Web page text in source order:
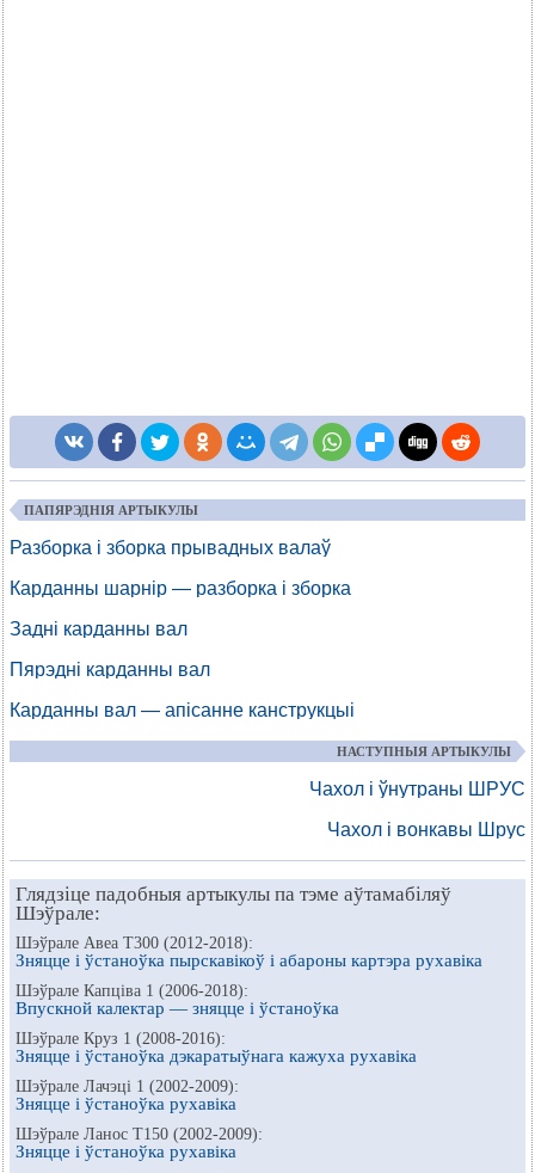
ПАПЯРЭДНІЯ АРТЫКУЛЫ
Разборка і зборка прывадных валаў
Карданны шарнір — разборка і зборка
Задні карданны вал
Пярэдні карданны вал
Карданны вал — апісанне канструкцыі
НАСТУПНЫЯ АРТЫКУЛЫ
Чахол і ўнутраны ШРУС
Чахол і вонкавы Шрус
Глядзіце падобныя артыкулы па тэме аўтамабіляў
Шэўрале:
Шэўрале Авеа Т300 (2012-2018):
Зняцце і ўстаноўка пырскавікоў і абароны картэра рухавіка
Шэўрале Капціва 1 (2006-2018):
Впускной калектар — зняцце і ўстаноўка
Шэўрале Круз 1 (2008-2016):
Зняцце і ўстаноўка дэкаратыўнага кажуха рухавіка
Шэўрале Лачэці 1 (2002-2009):
Зняцце і ўстаноўка рухавіка
Шэўрале Ланос Т150 (2002-2009):
Зняцце і ўстаноўка рухавіка